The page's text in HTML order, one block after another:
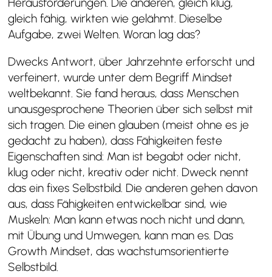
gleich fähig, wirkten wie gelähmt. Dieselbe
Aufgabe, zwei Welten. Woran lag das?
Dwecks Antwort, über Jahrzehnte erforscht und
verfeinert, wurde unter dem Begriff Mindset
weltbekannt. Sie fand heraus, dass Menschen
unausgesprochene Theorien über sich selbst mit
sich tragen. Die einen glauben (meist ohne es je
gedacht zu haben), dass Fähigkeiten feste
Eigenschaften sind: Man ist begabt oder nicht,
klug oder nicht, kreativ oder nicht. Dweck nennt
das ein fixes Selbstbild. Die anderen gehen davon
aus, dass Fähigkeiten entwickelbar sind, wie
Muskeln: Man kann etwas noch nicht und dann,
mit Übung und Umwegen, kann man es. Das
Growth Mindset, das wachstumsorientierte
Selbstbild.